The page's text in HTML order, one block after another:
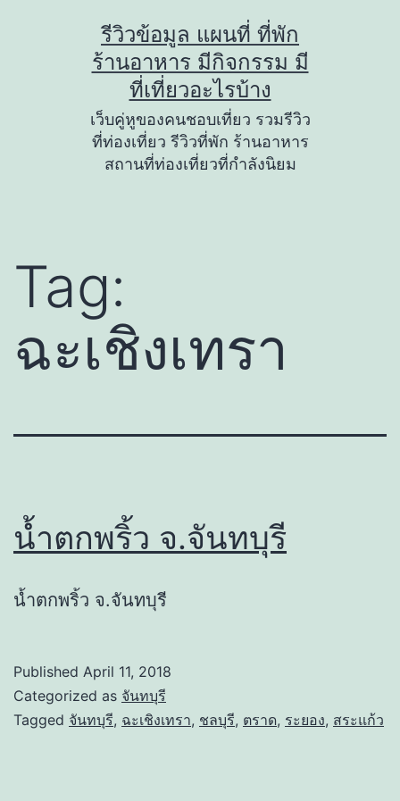
รีวิวข้อมูล แผนที่ ที่พัก
ร้านอาหาร มีกิจกรรม มี
ที่เที่ยวอะไรบ้าง
เว็บคู่หูของคนชอบเที่ยว รวมรีวิว
ที่ท่องเที่ยว รีวิวที่พัก ร้านอาหาร
สถานที่ท่องเที่ยวที่กำลังนิยม
Tag:
ฉะเชิงเทรา
น้ำตกพริ้ว จ.จันทบุรี
น้ำตกพริ้ว จ.จันทบุรี
Published April 11, 2018
Categorized as จันทบุรี
Tagged จันทบุรี, ฉะเชิงเทรา, ชลบุรี, ตราด, ระยอง, สระแก้ว